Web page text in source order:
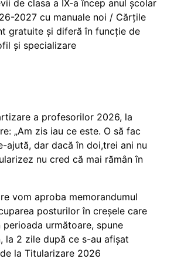
de clasa a IX-a încep anul școlar
2027 cu manuale noi / Cărțile
gratuite și diferă în funcție de
și specializare
a profesorilor 2026, la
„Am zis iau ce este. O să fac
ajută, dar dacă în doi,trei ani nu
nu cred că mai rămân în
vom aproba memorandumul
posturilor în creșele care
următoare, spune
la 2 zile după ce s-au afișat
la Titularizare 2026